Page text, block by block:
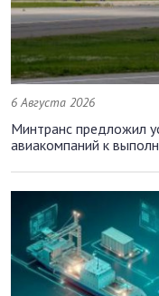
6 Августа 2026
Минтранс предложил
авиакомпаний к